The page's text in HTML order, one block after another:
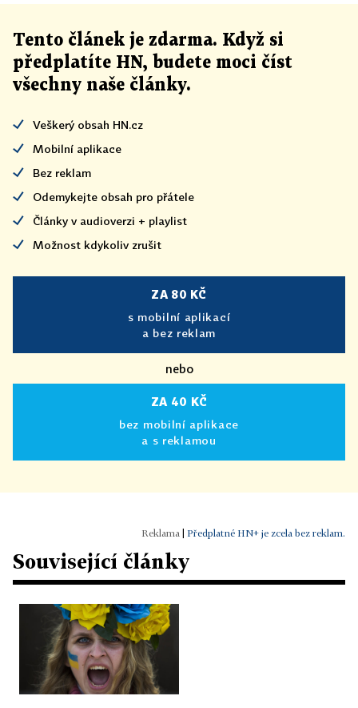
Tento článek je zdarma. Když si
předplatíte HN, budete moci číst
všechny naše články.
Veškerý obsah HN.cz
Mobilní aplikace
Bez reklam
Odemykejte obsah pro přátele
Články v audioverzi + playlist
Možnost kdykoliv zrušit
ZA 80 KČ
s mobilní aplikací
a bez reklam
nebo
ZA 40 KČ
bez mobilní aplikace
a s reklamou
Předplatné HN+ je zcela bez reklam.
Související články